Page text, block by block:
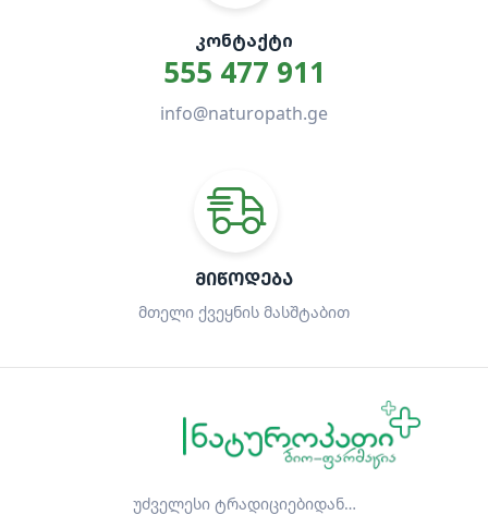
ᲙᲝᲜᲢᲐᲥᲢᲘ
555 477 911
info@naturopath.ge
ᲛᲘᲬᲝᲓᲔᲑᲐ
მთელი ქვეყნის მასშტაბით
უძველესი ტრადიციებიდან…